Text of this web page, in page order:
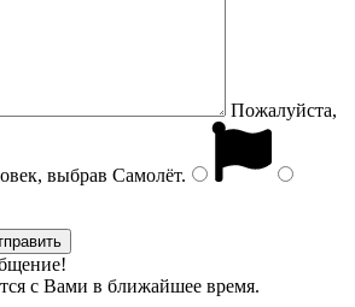
Пожалуйста,
выбрав Самолёт.
с Вами в ближайшее время.